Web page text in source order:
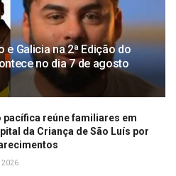
e Galicia na 2ª Edição do
no dia 7 de agosto
pacífica reúne familiares em
da Criança de São Luís por
2026